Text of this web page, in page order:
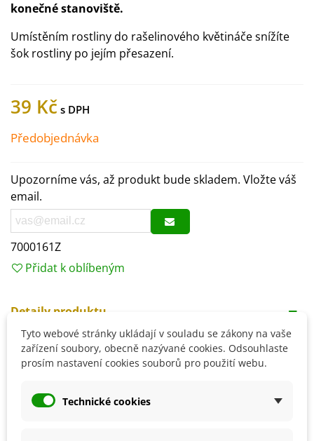
konečné stanoviště.
Umístěním rostliny do rašelinového květináče snížíte
šok rostliny po jejím přesazení.
39 Kč
Předobjednávka
Upozorníme vás, až produkt bude skladem. Vložte váš
email.
7000161Z
Přidat k oblíbeným
Detaily produktu
SOUVISEJÍCÍ PRODUKTY
Tyto webové stránky ukládají v souladu se zákony na vaše
zařízení soubory, obecně nazývané cookies. Odsouhlaste
prosím nastavení cookies souborů pro použití webu.
Technické cookies